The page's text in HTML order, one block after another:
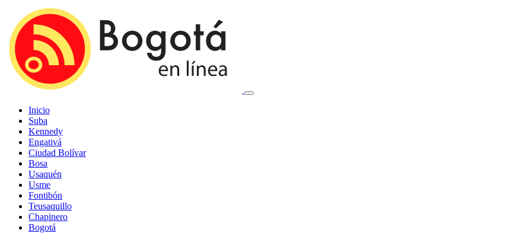
Inicio
Suba
Kennedy
Engativá
Ciudad Bolívar
Bosa
Usaquén
Usme
Fontibón
Teusaquillo
Chapinero
Bogotá